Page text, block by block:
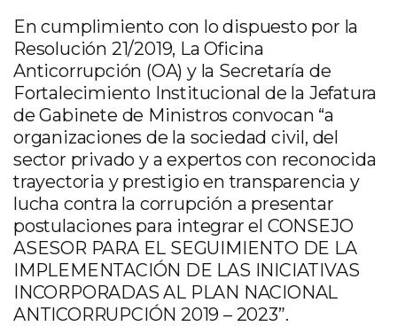
En cumplimiento con lo dispuesto por la
Resolución 21/2019, La Oficina
Anticorrupción (OA) y la Secretaría de
Fortalecimiento Institucional de la Jefatura
de Gabinete de Ministros convocan “a
organizaciones de la sociedad civil, del
sector privado y a expertos con reconocida
trayectoria y prestigio en transparencia y
lucha contra la corrupción a presentar
postulaciones para integrar el CONSEJO
ASESOR PARA EL SEGUIMIENTO DE LA
IMPLEMENTACIÓN DE LAS INICIATIVAS
INCORPORADAS AL PLAN NACIONAL
ANTICORRUPCIÓN 2019 – 2023”.